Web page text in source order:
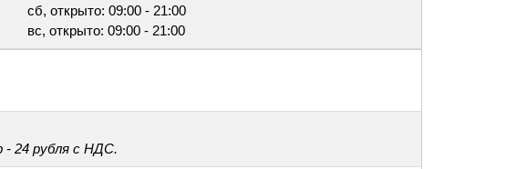
сб, открыто: 09:00 - 21:00
вс, открыто: 09:00 - 21:00
- 24 рубля с НДС.